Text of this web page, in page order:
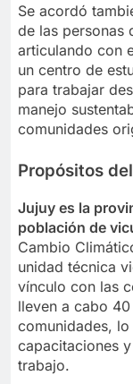
Se acordó
de las personas
articulando con
un centro de
para trabajar
manejo
comunidades
Propósitos
Jujuy es la
población de
Cambio
unidad técnica
vínculo con las
lleven a cabo
comunidades,
capacitaciones
trabajo.